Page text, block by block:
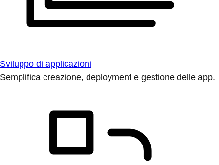
Sviluppo di applicazioni
Semplifica creazione, deployment e gestione delle app.